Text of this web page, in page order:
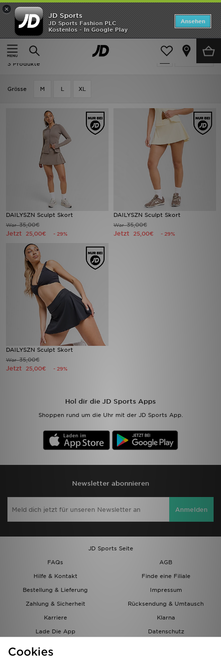
×
JD Sports
JD Sports Fashion PLC
Kostenlos - In Google Play
Ansehen
Startseite
Frauen Frauenkleidung Röcke
verfeinern
Frauen - DAILYSZN Röcke
3 Produkte
Grӧsse M L XL
DAILYSZN Sculpt Skort
War35,00€
Jetzt 25,00€ - 29%
DAILYSZN Sculpt Skort
War35,00€
Jetzt 25,00€ - 29%
DAILYSZN Sculpt Skort
War35,00€
Jetzt 25,00€ - 29%
Hol dir die JD Sports Apps
Shoppen rund um die Uhr mit der JD Sports App.
Newsletter abonnieren
Anmelden
JD Sports Seite
FAQs
AGB
Hilfe & Kontakt
Finde eine Filiale
Bestellung & Lieferung
Impressum
Zahlung & Sicherheit
Rücksendung & Umtausch
Karriere
Klarna
Lade Die App
Datenschutz
Startseite
ANGEBOTE
Marken
Bestsellers
JD Exklusives
Sport
Lade Die APP
Geschenkkarte
Filialfinder
Meine Nachrichten
Cookies